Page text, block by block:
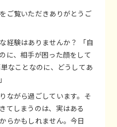
ご覧いただきありがとうご
経験はありませんか？ 「自
に、相手が困った顔をして
なことなのに、どうしてあ
ながら過ごしています。そ
てしまうのは、実はある
らかもしれません。今日